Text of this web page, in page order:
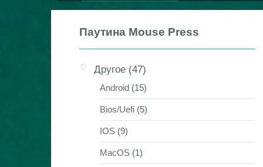
Паутина Mouse Press
Другое (47)
Android (15)
Bios/Uefi (5)
IOS (9)
MacOS (1)